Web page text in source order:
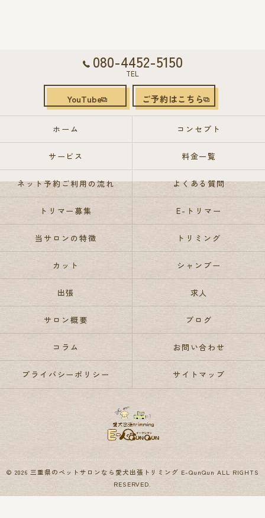
080-4452-5150
TEL
YouTube ご予約はこちら
ホーム コンセプト
サービス 料金一覧
ネット予約ご利用の流れ よくある質問
トリマー募集 E-トリマー
当サロンの特徴 トリミング
カット シャンプー
出張 求人
サロン概要 ブログ
コラム お問い合わせ
プライバシーポリシー サイトマップ
© 2026 三重県のペットサロンなら愛犬出張トリミング E-QunQun ALL RIGHTS
RESERVED.